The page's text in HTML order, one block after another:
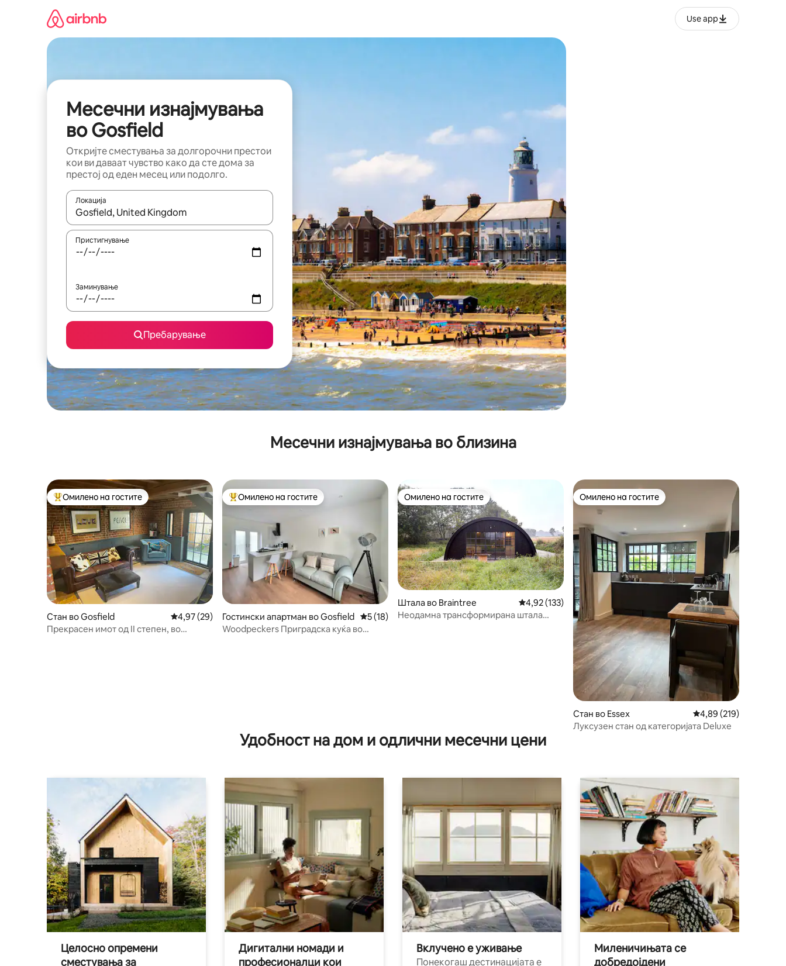
Use app
Месечни изнајмувања
во Gosfield
Откријте сместувања за долгорочни престои
кои ви даваат чувство како да сте дома за
престој од еден месец или подолго.
Локација
Кога резултатите се достапни, движете се со копчињата со стрелки нагоре и надолу или истражувајте со допирање или со лизгање.
Пристигнување
Заминување
Пребарување
Месечни изнајмувања во близина
Меѓу најуспешните „Омилени на гостите“
Омилено на гостите
Стан во Gosfield Просечна оцена: 4,97 од 5, 29 рецензии
4,97 (29)
Прекрасен имот од II степен, во
Меѓу најуспешните „Омилени на гостите“
Омилено на гостите
Гостински апартман во Gosfield Просечна оцена: 5 од 5, 18 рецензии
5 (18)
Woodpeckers Приградска куќа во
Омилено на гостите
Омилено на гостите
Штала во Braintree Просечна оцена: 4,92 од 5, 133 рецензии
4,92 (133)
Неодамна трансформирана штала
Омилено на гостите
Омилено на гостите
Стан во Essex Просечна оцена: 4,89
4,89 (219)
Луксузен стан од категоријата Deluxe
Удобност на дом и одлични месечни цени
Целосно опремени
сместувања за
Дигитални номади и
професионалци кои
Вклучено е уживање
Понекогаш дестинацијата е
Миленичињата се
добредојдени